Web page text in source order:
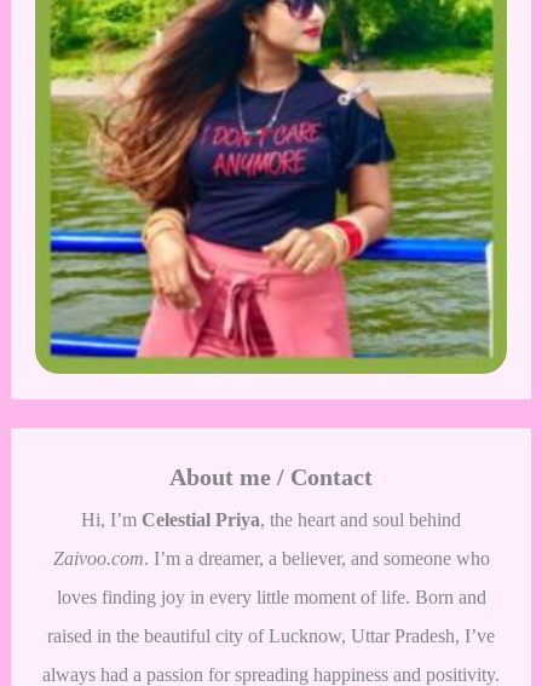
About me / Contact
Hi, I’m Celestial Priya, the heart and soul behind
Zaivoo.com. I’m a dreamer, a believer, and someone who
loves finding joy in every little moment of life. Born and
raised in the beautiful city of Lucknow, Uttar Pradesh, I’ve
always had a passion for spreading happiness and positivity.